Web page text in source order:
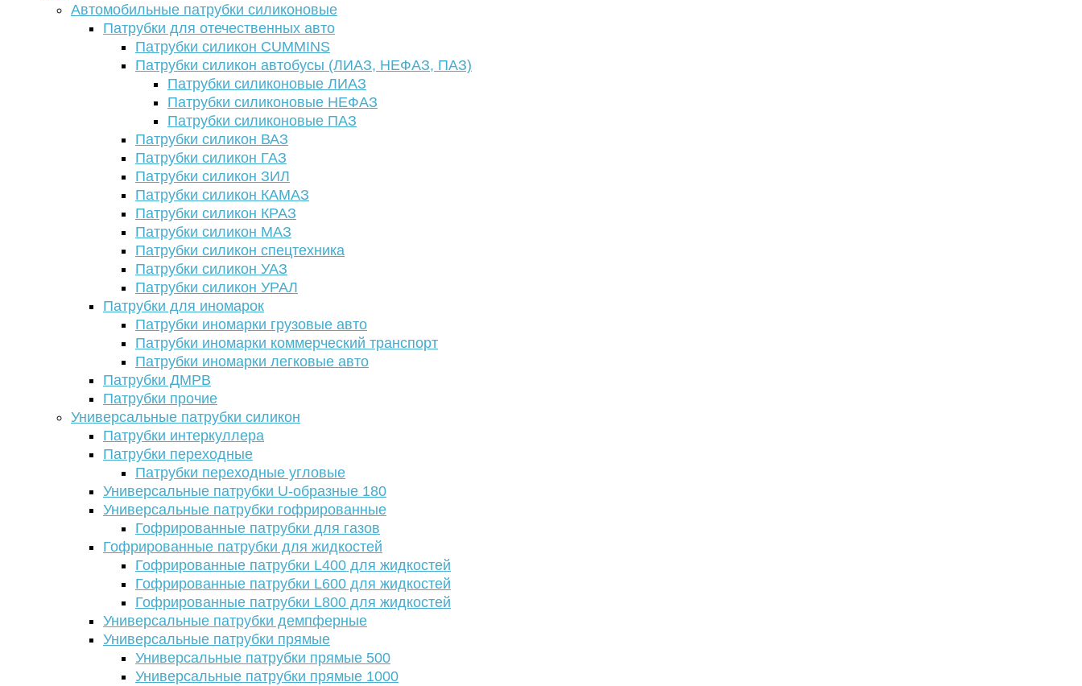
Автомобильные патрубки силиконовые
Патрубки для отечественных авто
Патрубки силикон CUMMINS
Патрубки силикон автобусы (ЛИАЗ, НЕФАЗ, ПАЗ)
Патрубки силиконовые ЛИАЗ
Патрубки силиконовые НЕФАЗ
Патрубки силиконовые ПАЗ
Патрубки силикон ВАЗ
Патрубки силикон ГАЗ
Патрубки силикон ЗИЛ
Патрубки силикон КАМАЗ
Патрубки силикон КРАЗ
Патрубки силикон МАЗ
Патрубки силикон спецтехника
Патрубки силикон УАЗ
Патрубки силикон УРАЛ
Патрубки для иномарок
Патрубки иномарки грузовые авто
Патрубки иномарки коммерческий транспорт
Патрубки иномарки легковые авто
Патрубки ДМРВ
Патрубки прочие
Универсальные патрубки силикон
Патрубки интеркуллера
Патрубки переходные
Патрубки переходные угловые
Универсальные патрубки U-образные 180
Универсальные патрубки гофрированные
Гофрированные патрубки для газов
Гофрированные патрубки для жидкостей
Гофрированные патрубки L400 для жидкостей
Гофрированные патрубки L600 для жидкостей
Гофрированные патрубки L800 для жидкостей
Универсальные патрубки демпферные
Универсальные патрубки прямые
Универсальные патрубки прямые 500
Универсальные патрубки прямые 1000